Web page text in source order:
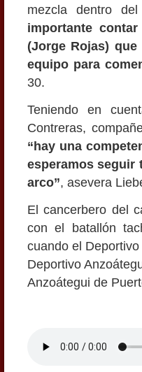
mezcla dentro
importante
(Jorge Rojas)
equipo para
30.
Teniendo en
Contreras,
“hay una
esperamos seguir
arco”, asevera
El cancerbero del
con el batallón
cuando el
Deportivo
Anzoátegui de